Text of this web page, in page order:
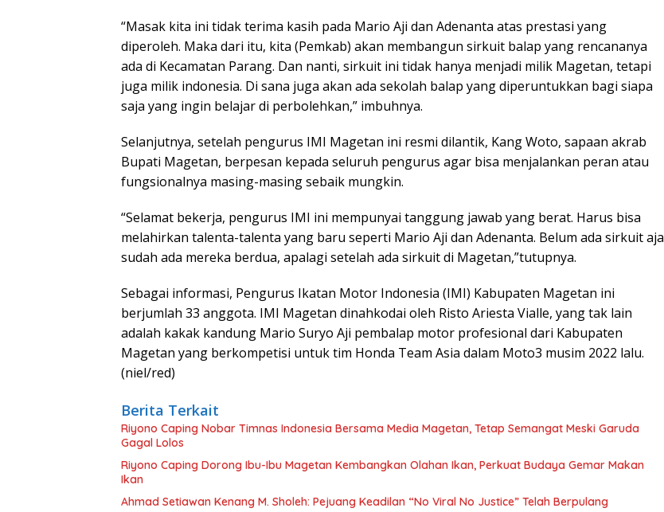
“Masak kita ini tidak terima kasih pada Mario Aji dan Adenanta atas prestasi yang
diperoleh. Maka dari itu, kita (Pemkab) akan membangun sirkuit balap yang rencananya
ada di Kecamatan Parang. Dan nanti, sirkuit ini tidak hanya menjadi milik Magetan, tetapi
juga milik indonesia. Di sana juga akan ada sekolah balap yang diperuntukkan bagi siapa
saja yang ingin belajar di perbolehkan,” imbuhnya.
Selanjutnya, setelah pengurus IMI Magetan ini resmi dilantik, Kang Woto, sapaan akrab
Bupati Magetan, berpesan kepada seluruh pengurus agar bisa menjalankan peran atau
fungsionalnya masing-masing sebaik mungkin.
“Selamat bekerja, pengurus IMI ini mempunyai tanggung jawab yang berat. Harus bisa
melahirkan talenta-talenta yang baru seperti Mario Aji dan Adenanta. Belum ada sirkuit aja
sudah ada mereka berdua, apalagi setelah ada sirkuit di Magetan,”tutupnya.
Sebagai informasi, Pengurus Ikatan Motor Indonesia (IMI) Kabupaten Magetan ini
berjumlah 33 anggota. IMI Magetan dinahkodai oleh Risto Ariesta Vialle, yang tak lain
adalah kakak kandung Mario Suryo Aji pembalap motor profesional dari Kabupaten
Magetan yang berkompetisi untuk tim Honda Team Asia dalam Moto3 musim 2022 lalu.
(niel/red)
Berita Terkait
Riyono Caping Nobar Timnas Indonesia Bersama Media Magetan, Tetap Semangat Meski Garuda
Gagal Lolos
Riyono Caping Dorong Ibu-Ibu Magetan Kembangkan Olahan Ikan, Perkuat Budaya Gemar Makan
Ikan
Ahmad Setiawan Kenang M. Sholeh: Pejuang Keadilan “No Viral No Justice” Telah Berpulang